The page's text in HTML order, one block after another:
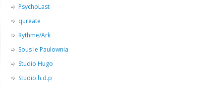
PsychoLast
qureate
Rythme/Ark
Sous le Paulownia
Studio Hugo
Studio.h.d.p